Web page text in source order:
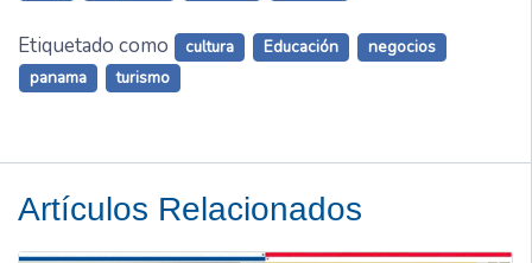
Etiquetado como cultura Educación
negocios
panama
turismo
Artículos Relacionados